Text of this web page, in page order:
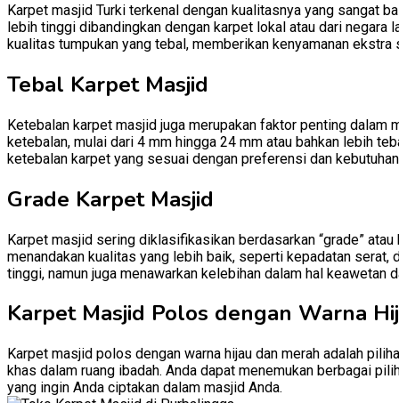
Karpet masjid Turki terkenal dengan kualitasnya yang sangat
lebih tinggi dibandingkan dengan karpet lokal atau dari negara
kualitas tumpukan yang tebal, memberikan kenyamanan
Tebal Karpet Masjid
Ketebalan karpet masjid juga merupakan faktor penting
ketebalan, mulai dari 4 mm hingga 24 mm atau bahkan lebih
ketebalan karpet yang sesuai dengan preferensi dan
Grade Karpet Masjid
Karpet masjid sering diklasifikasikan berdasarkan “grade”
menandakan kualitas yang lebih baik, seperti kepadatan
tinggi, namun juga menawarkan kelebihan dalam hal keawetan
Karpet Masjid Polos dengan Warna
Karpet masjid polos dengan warna hijau dan merah adalah
khas dalam ruang ibadah. Anda dapat menemukan berbagai
yang ingin Anda ciptakan dalam masjid Anda.